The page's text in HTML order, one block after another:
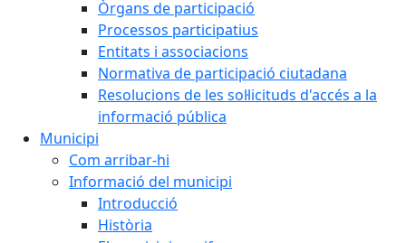
Òrgans de participació
Processos participatius
Entitats i associacions
Normativa de participació ciutadana
Resolucions de les sol·licituds d'accés a la
informació pública
Municipi
Com arribar-hi
Informació del municipi
Introducció
Història